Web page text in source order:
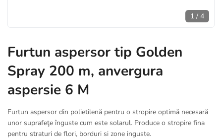
1 / 4
Furtun aspersor tip Golden
Spray 200 m, anvergura
aspersie 6 M
Furtun aspersor din polietilenă pentru o stropire optimă necesară
unor suprafeţe înguste cum este solarul. Produce o stropire fina
pentru straturi de flori, borduri si zone inguste.